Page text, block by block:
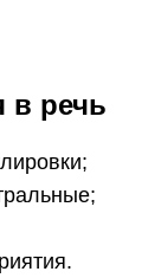
в речь